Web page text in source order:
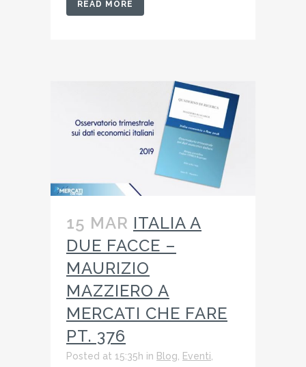
READ MORE
15 MAR ITALIA A
DUE FACCE –
MAURIZIO
MAZZIERO A
MERCATI CHE FARE
PT. 376
Posted at 15:35h in Blog Eventi